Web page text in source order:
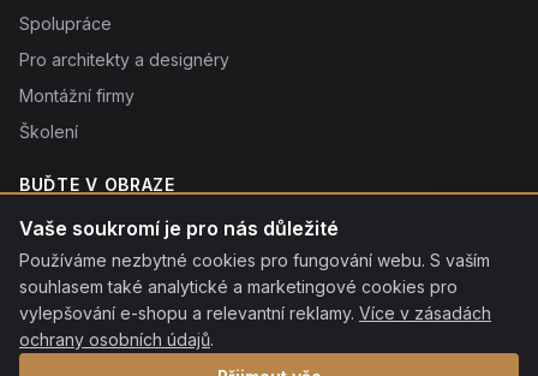
Spolupráce
Pro architekty a designéry
Montážní firmy
Školení
BUĎTE V OBRAZE
Novinky o produktech, tipy a slevy. Typicky 1× týdně.
Odebírat
Odebráním souhlasíte sezpracováním osobních údajů. Odhlásit se můžete kdykoliv
kliknutím na odkaz v patičce každého e-mailu.
Vaše soukromí je pro nás důležité
Používáme nezbytné cookies pro fungování webu. S vaším
souhlasem také analytické a marketingové cookies pro
vylepšování e-shopu a relevantní reklamy. Více v zásadách
ochrany osobních údajů.